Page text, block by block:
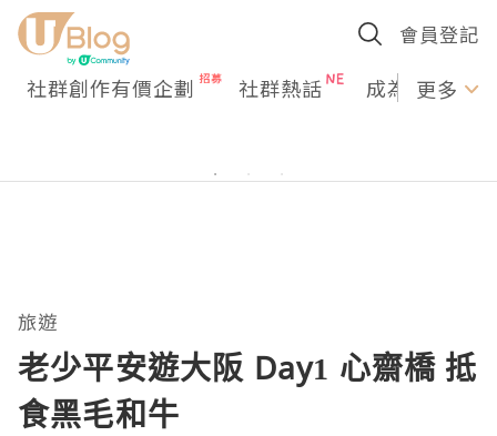
會員登記
社群創作有價企劃 社群熱話 成為U更多
旅遊
老少平安遊大阪 Day1 心齋橋 抵
食黑毛和牛